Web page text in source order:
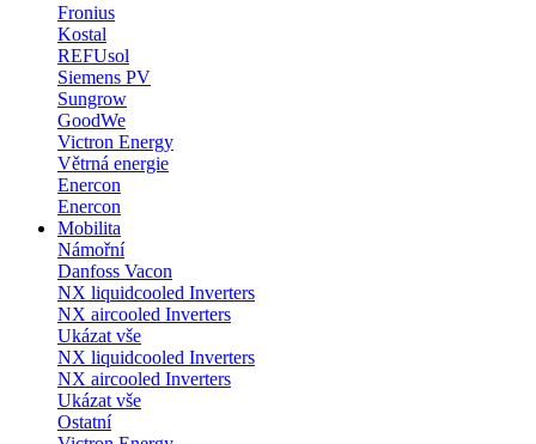
Fronius
Kostal
REFUsol
Siemens PV
Sungrow
GoodWe
Victron Energy
Větrná energie
Enercon
Enercon
Mobilita
Námořní
Danfoss Vacon
NX liquidcooled Inverters
NX aircooled Inverters
Ukázat vše
NX liquidcooled Inverters
NX aircooled Inverters
Ukázat vše
Ostatní